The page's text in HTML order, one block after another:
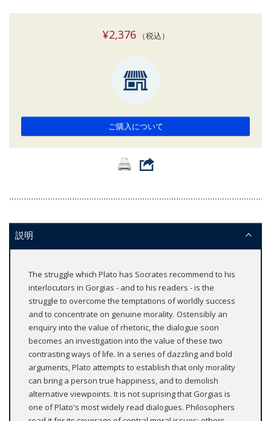
¥2,376（税込）
ご購入について
説明
The struggle which Plato has Socrates recommend to his
interlocutors in Gorgias - and to his readers - is the
struggle to overcome the temptations of worldly success
and to concentrate on genuine morality. Ostensibly an
enquiry into the value of rhetoric, the dialogue soon
becomes an investigation into the value of these two
contrasting ways of life. In a series of dazzling and bold
arguments, Plato attempts to establish that only morality
can bring a person true happiness, and to demolish
alternative viewpoints. It is not suprising that Gorgias is
one of Plato's most widely read dialogues. Philosophers